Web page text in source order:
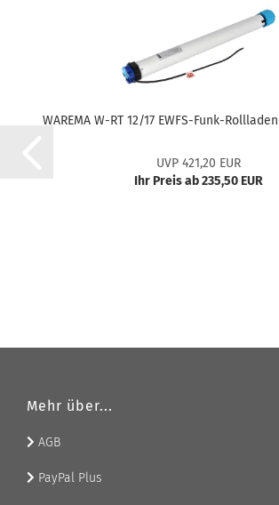
WA­RE­MA W-RT 12/17 EWFS-​Funk-​
UVP 421,20 EUR
Ihr Preis ab 235,50 EUR
Mehr über...
AGB
PayPal Plus